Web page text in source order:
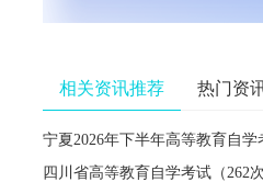
相关资讯推荐 热门资
宁夏2026年下半年高等教育自